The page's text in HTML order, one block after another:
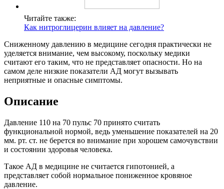
Читайте также:
Как нитроглицерин влияет на давление?
Сниженному давлению в медицине сегодня практически не
уделяется внимание, чем высокому, поскольку медики
считают его таким, что не представляет опасности. Но на
самом деле низкие показатели АД могут вызывать
неприятные и опасные симптомы.
Описание
Давление 110 на 70 пульс 70 принято считать
функциональной нормой, ведь уменьшение показателей на 20
мм. рт. ст. не берется во внимание при хорошем самочувствии
и состоянии здоровья человека.
Такое АД в медицине не считается гипотонией, а
представляет собой нормальное пониженное кровяное
давление.